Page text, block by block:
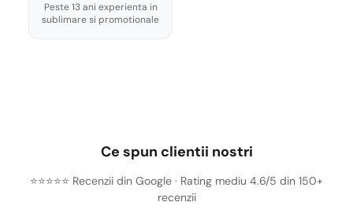
Peste 13 ani experienta in
sublimare si promotionale
Ce spun clientii nostri
⭐⭐⭐⭐⭐ Recenzii din Google · Rating mediu 4.6/5 din 150+
recenzii